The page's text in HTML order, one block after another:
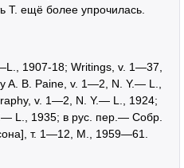
Т. ещё более упрочилась.
1907-18; Writings, v. 1—37,
A. B. Paine, v. 1—2, N. Y.— L.,
v. 1—2, N. Y.— L., 1924;
L., 1935; в рус. пер.— Собр.
т. 1—12, М., 1959—61.